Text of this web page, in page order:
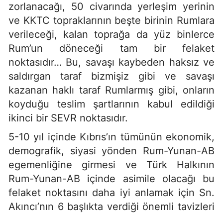
zorlanacağı, 50 civarında yerleşim yerinin
ve KKTC topraklarının beşte birinin Rumlara
verileceği, kalan toprağa da yüz binlerce
Rum’un döneceği tam bir felaket
noktasıdır… Bu, savaşı kaybeden haksız ve
saldırgan taraf bizmişiz gibi ve savaşı
kazanan haklı taraf Rumlarmış gibi, onların
koyduğu teslim şartlarının kabul edildiği
ikinci bir SEVR noktasıdır.
5-10 yıl içinde Kıbrıs’ın tümünün ekonomik,
demografik, siyasi yönden Rum-Yunan-AB
egemenliğine girmesi ve Türk Halkının
Rum-Yunan-AB içinde asimile olacağı bu
felaket noktasını daha iyi anlamak için Sn.
Akıncı’nın 6 başlıkta verdiği önemli tavizleri